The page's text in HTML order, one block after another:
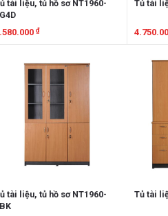
tài liệu, tủ hồ sơ NT1960-
₫
Tủ tài
tài liệu, tủ hồ sơ NT1960-
Tủ tài